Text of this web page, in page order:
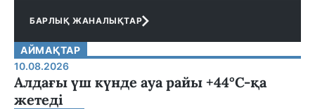
БАРЛЫҚ ЖАНАЛЫҚТАР
АЙМАҚТАР
10.08.2026
Алдағы үш күнде ауа райы +44°С-қа
жетеді